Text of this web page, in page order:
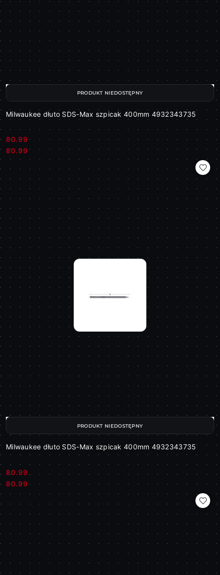
Milwaukee dłuto SDS-Max szpicak 400mm 4932343735
Cena:
80.99
Cena:
80.99
PRODUKT NIEDOSTĘPNY
Milwaukee dłuto SDS-Max szpicak 400mm 4932343735
Cena:
80.99
Cena:
80.99
PRODUKT NIEDOSTĘPNY